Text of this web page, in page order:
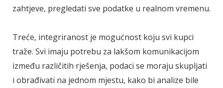
zahtjeve, pregledati sve podatke u realnom vremenu.
Treće, integriranost je mogućnost koju svi kupci
traže. Svi imaju potrebu za lakšom komunikacijom
između različitih rješenja, podaci se moraju skupljati
i obrađivati na jednom mjestu, kako bi analize bile